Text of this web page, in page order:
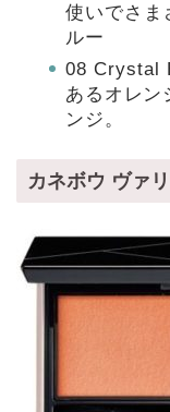
使いでさま
ルー
08 Crystal
あるオレン
ンジ。
カネボウ ヴァ